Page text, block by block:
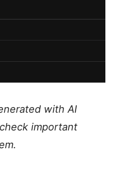
with AI
important